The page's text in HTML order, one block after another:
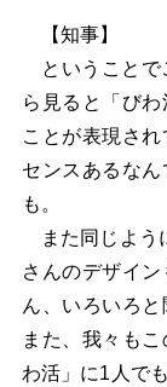
【知事】
ということ
ら見ると「び
ことが表現され
センスあるな
も。
また同じよう
さんのデザイ
ん、いろいろと
また、我々も
わ活」に1人で